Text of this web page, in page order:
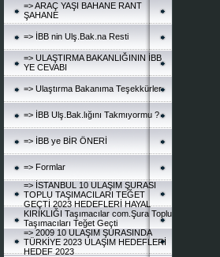
=> ARAÇ YAŞI BAHANE RANT
ŞAHANE
=> İBB nin Ulş.Bak.na Resti
=> ULAŞTIRMA BAKANLIĞININ İBB
YE CEVABI
=> Ulaştırma Bakanıma Teşekkürler
=> İBB Ulş.Bak.lığını Takmıyormu ?
=> İBB ye BİR ÖNERİ
=> Formlar
=> İSTANBUL 10 ULAŞIM ŞURASI
TOPLU TAŞIMACILARI TEĞET
GEÇTİ 2023 HEDEFLERİ HAYAL
KIRIKLIĞI Taşımacılar com.Şura Toplu
Taşımacıları Teğet Geçti
=> 2009 10 ULAŞIM ŞURASINDA
TÜRKİYE 2023 ULAŞIM HEDEFLERİ
HEDEF 2023